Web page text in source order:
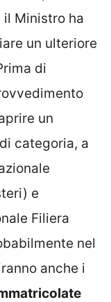
Ministro ha
un ulteriore
di
un
categoria, a
e
Filiera
nel
anche i